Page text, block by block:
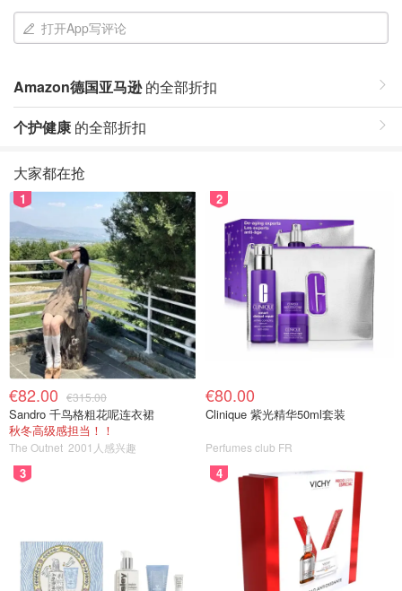
打开App写评论
Amazon德国亚马逊的全部折扣
个护健康 的全部折扣
大家都在抢
1
€82.00 €315.00
Sandro 千鸟格粗花呢连衣裙
秋冬高级感担当！！
The Outnet 2001人感兴趣
2
€80.00
Clinique 紫光精华50ml套装
Perfumes club FR
3 4